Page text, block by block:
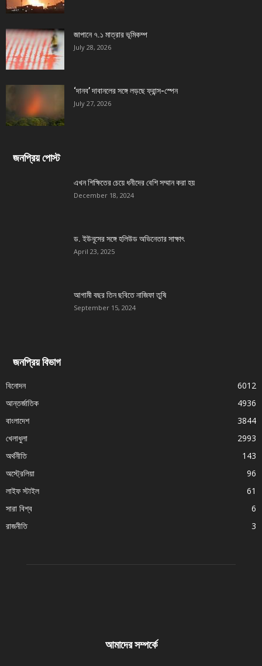
জাপানে ৭.১ মাত্রার ভূমিকম্প
July 28, 2026
‘দানব’ দাবানলের সঙ্গে লড়ছে ফ্রান্স-স্পেন
July 27, 2026
জনপ্রিয় পোস্ট
এখন শিক্ষিতের চেয়ে ধনীদের বেশি সম্মান করা হয়
December 18, 2024
ড. ইউনূসের সঙ্গে হলিউড অভিনেতার সাক্ষাৎ
April 23, 2025
আগামী বছর তিন ছবিতে নাজিফা তুষি
September 15, 2024
জনপ্রিয় বিভাগ
বিনোদন
6012
আন্তর্জাতিক
4936
বাংলাদেশ
3844
খেলাধুলা
2993
অর্থনীতি
143
অস্ট্রেলিয়া
96
লাইফ স্টাইল
61
সারা বিশ্ব
6
রাজনীতি
3
আমাদের সম্পর্কে